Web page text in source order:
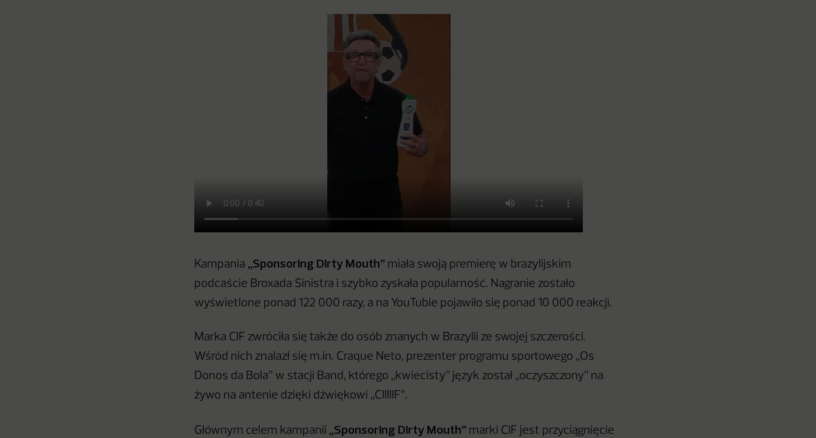
Kampania „Sponsoring Dirty Mouth” miała swoją premierę w brazylijskim
podcaście Broxada Sinistra i szybko zyskała popularność. Nagranie zostało
wyświetlone ponad 122 000 razy, a na YouTubie pojawiło się ponad 10 000 reakcji.
Marka CIF zwróciła się także do osób znanych w Brazylii ze swojej szczerości.
Wśród nich znalazł się m.in. Craque Neto, prezenter programu sportowego „Os
Donos da Bola” w stacji Band, którego „kwiecisty” język został „oczyszczony” na
żywo na antenie dzięki dźwiękowi „CIIIIIF”.
Głównym celem kampanii „Sponsoring Dirty Mouth” marki CIF jest przyciągnięcie